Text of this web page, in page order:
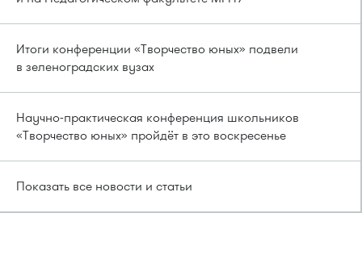
Итоги конференции «Творчество юных» подвели
в зеленоградских вузах
Научно-практическая конференция школьников
«Творчество юных» пройдёт в это воскресенье
Показать все новости и статьи